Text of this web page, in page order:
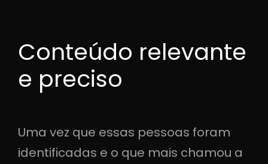
Conteúdo relevante
e preciso
Uma vez que essas pessoas foram
identificadas e o que mais chamou a